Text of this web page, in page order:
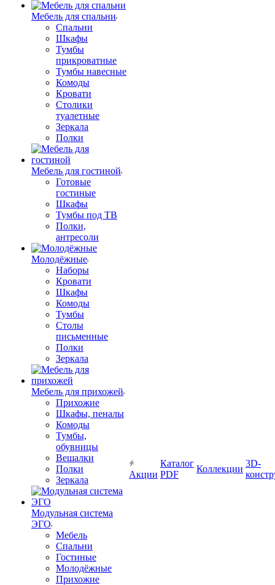
Мебель для спальни
Спальни
Шкафы
Тумбы
прикроватные
Тумбы навесные
Комоды
Кровати
Столики
туалетные
Зеркала
Полки
Мебель для гостиной
Готовые
гостиные
Шкафы
Тумбы под ТВ
Полки,
антресоли
Молодёжные
Наборы
Кровати
Шкафы
Комоды
Тумбы
Столы
письменные
Полки
Зеркала
Мебель для прихожей
Прихожие
Шкафы, пеналы
Комоды
Тумбы,
обувницы
Вешалки
Полки
Зеркала
Модульная система
ЭГО
Мебель
Спальни
Гостиные
Молодёжные
Прихожие
Акции
Каталог
PDF
Коллекции
3D-